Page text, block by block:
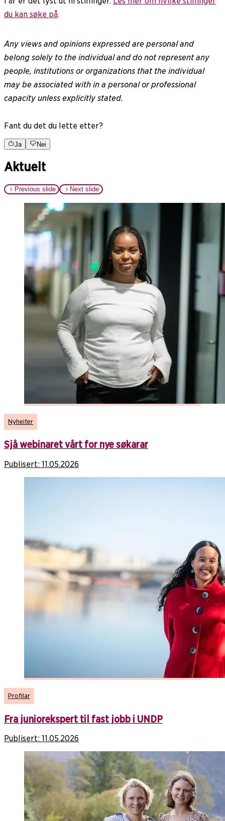
du kan søke på.
Any views and opinions expressed are personal and
belong solely to the individual and do not represent any
people, institutions or organizations that the individual
may be associated with in a personal or professional
capacity unless explicitly stated.
Fant du det du lette etter?
Ja Nei
Aktuelt
Previous slide Next slide
Nyheiter
Sjå webinaret vårt for nye søkarar
Publisert: 11.05.2026
Profilar
Fra juniorekspert til fast jobb i UNDP
Publisert: 11.05.2026